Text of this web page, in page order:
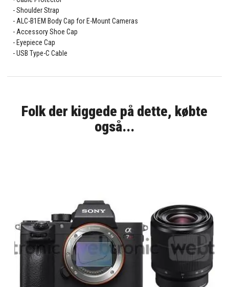
Shoulder Strap
ALC-B1EM Body Cap for E-Mount Cameras
Accessory Shoe Cap
Eyepiece Cap
USB Type-C Cable
Folk der kiggede på dette, købte
også...